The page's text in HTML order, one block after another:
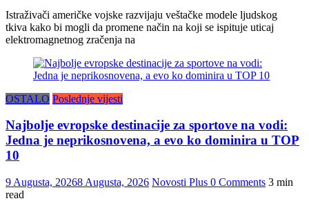
Istraživači američke vojske razvijaju veštačke modele ljudskog
tkiva kako bi mogli da promene način na koji se ispituje uticaj
elektromagnetnog zračenja na
OSTALO Poslednje vijesti
Najbolje evropske destinacije za sportove na vodi:
Jedna je neprikosnovena, a evo ko dominira u TOP
10
9 Augusta, 20268 Augusta, 2026 Novosti Plus 0 Comments 3 min
read